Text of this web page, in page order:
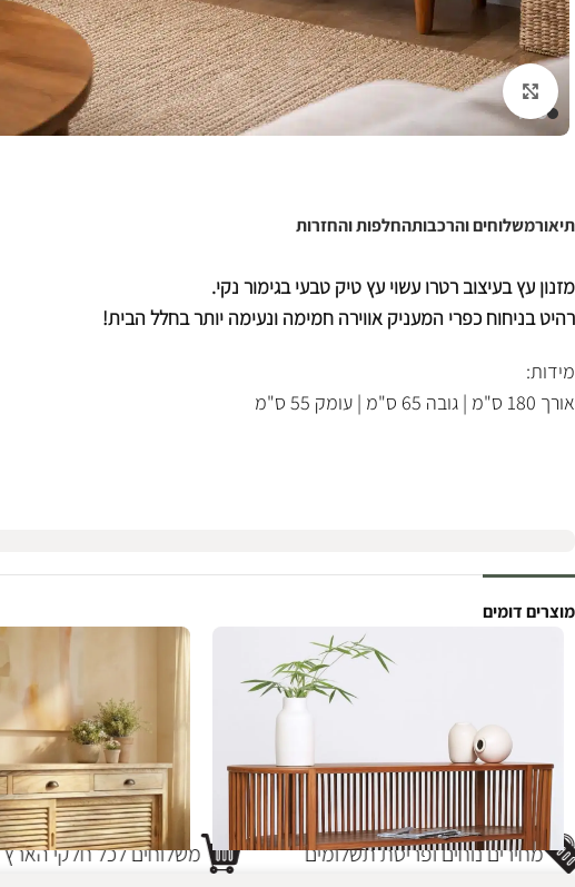
לחצו להגדלה
תיאורמשלוחים והרכבותהחלפות והחזרות
מזנון עץ בעיצוב רטרו עשוי עץ טיק טבעי בגימור נקי.
רהיט בניחוח כפרי המעניק אווירה חמימה ונעימה יותר בחלל הבית!
מידות:
אורך 180 ס"מ | גובה 65 ס"מ | עומק 55 ס"מ
מוצרים דומים
משלוחים לכל חלקי הארץ מחירים נוחים ופריסת תשלומים